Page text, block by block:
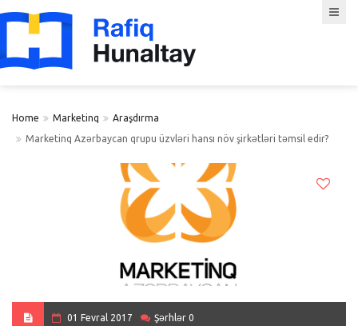
Home Marketinq
Araşdırma
Marketinq Azərbaycan qrupu üzvləri hansı növ şirkətləri təmsil edir?
01 Fevral 2017 Şərhlər 0